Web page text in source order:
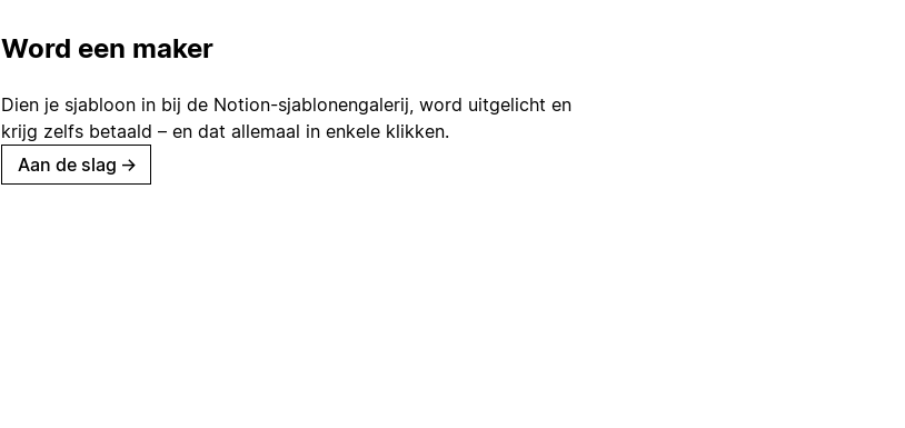
Word een maker
Dien je sjabloon in bij de Notion-sjablonengalerij, word uitgelicht en
krijg zelfs betaald – en dat allemaal in enkele klikken.
Aan de slag →